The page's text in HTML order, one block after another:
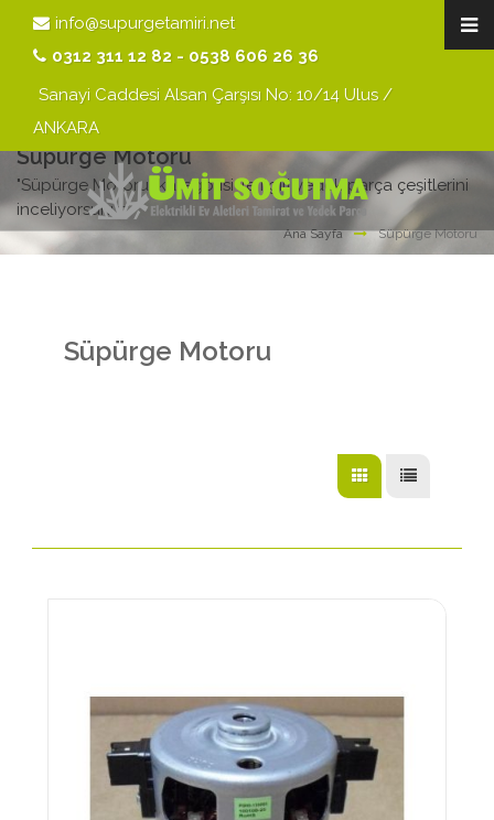
info@supurgetamiri.net
0312 311 12 82 - 0538 606 26 36
Sanayi Caddesi Alsan Çarşısı No: 10/14 Ulus /
ANKARA
Süpürge Motoru
"Süpürge Motoru" kategorisi ile ilgili yedek parça çeşitlerini
inceliyorsunuz.
Ana Sayfa Süpürge Motoru
Süpürge Motoru